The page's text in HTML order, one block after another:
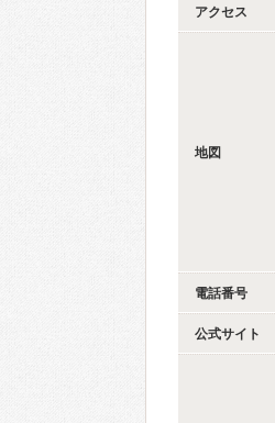
アクセス
地図
電話番号
公式サイト